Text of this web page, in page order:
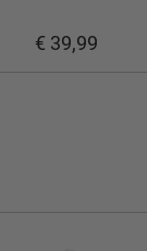
€ 39,99